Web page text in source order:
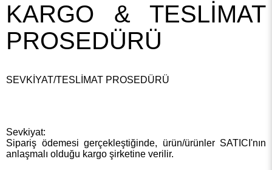
KARGO & TESLİMAT
PROSEDÜRÜ
SEVKİYAT/TESLİMAT PROSEDÜRÜ
Sevkiyat:
Sipariş ödemesi gerçekleştiğinde, ürün/ürünler SATICI'nın
anlaşmalı olduğu kargo şirketine verilir.